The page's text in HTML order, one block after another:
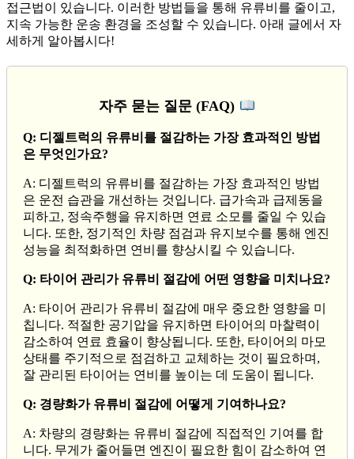
접근법이 있습니다. 이러한 방법들을 통해 유류비를 줄이고,
지속 가능한 운송 환경을 조성할 수 있습니다. 아래 글에서 자
세하게 알아봅시다!
자주 묻는 질문 (FAQ)
Q: 디젤트럭의 유류비를 절감하는 가장 효과적인 방법
은 무엇인가요?
A: 디젤트럭의 유류비를 절감하는 가장 효과적인 방법
은 운전 습관을 개선하는 것입니다. 급가속과 급제동을
피하고, 정속주행을 유지하면 연료 소모를 줄일 수 있습
니다. 또한, 정기적인 차량 점검과 유지보수를 통해 엔진
성능을 최적화하면 연비를 향상시킬 수 있습니다.
Q: 타이어 관리가 유류비 절감에 어떤 영향을 미치나요?
A: 타이어 관리가 유류비 절감에 매우 중요한 영향을 미
칩니다. 적절한 공기압을 유지하면 타이어의 마찰력이
감소하여 연료 효율이 향상됩니다. 또한, 타이어의 마모
상태를 주기적으로 점검하고 교체하는 것이 필요하며,
잘 관리된 타이어는 연비를 높이는 데 도움이 됩니다.
Q: 경량화가 유류비 절감에 어떻게 기여하나요?
A: 차량의 경량화는 유류비 절감에 직접적인 기여를 합
니다. 무게가 줄어들면 엔진이 필요한 힘이 감소하여 연